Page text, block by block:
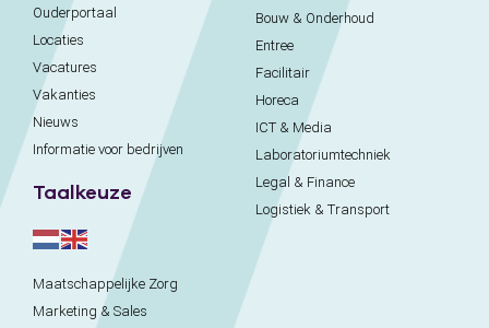
Ouderportaal
Locaties
Vacatures
Vakanties
Nieuws
Informatie voor bedrijven
Taalkeuze
Bouw & Onderhoud
Entree
Facilitair
Horeca
ICT & Media
Laboratoriumtechniek
Legal & Finance
Logistiek & Transport
Maatschappelijke Zorg
Marketing & Sales